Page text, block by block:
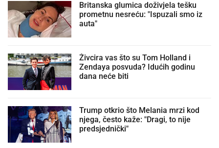
Britanska glumica doživjela tešku
prometnu nesreću: "Ispuzali smo iz
auta"
Živcira vas što su Tom Holland i
Zendaya posvuda? Idućih godinu
dana neće biti
Trump otkrio što Melania mrzi kod
njega, često kaže: "Dragi, to nije
predsjednički"